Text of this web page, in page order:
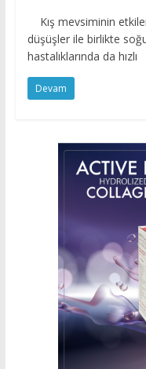
Kış mevsiminin
düşüşler ile birlikte
hastalıklarında da hızlı
Devam